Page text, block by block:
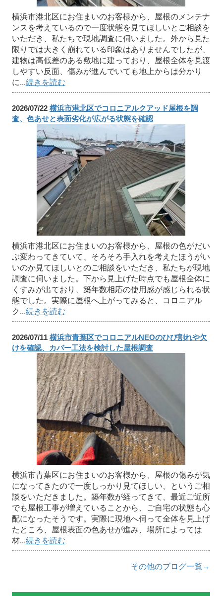
横浜市港北区にお住まいのお客様から、屋根のメンテナ
ンスを考えているので一度状態を見てほしいとご相談を
いただき、私たちで現地調査に伺いました。外から見た
限りでは大きく崩れている印象はありませんでしたが、
建物は高低差のある敷地に建っており、屋根全体を見渡
しやすい反面、傷みが進んでいても地上からは分かり
に...続きを読む
2026/07/22 横浜市港北区でコロニアルクアッド屋根を調
査、色あせと表面劣化が広がる状態を確認
横浜市港北区にお住まいのお客様から、屋根の色がだい
ぶ変わってきていて、そろそろ手入れを考えたほうがい
いのか見てほしいとのご相談をいただき、私たちが現地
調査に伺いました。下から見上げた時点でも屋根全体に
くすみが出ており、築年数相応の使用感が感じられる状
態でした。実際に屋根へ上がってみると、コロニアル
ク...続きを読む
2026/07/11 横浜市青葉区でコロニアルNEOのひび割れや欠
けを確認、カバー工法を検討した屋根調査
横浜市青葉区にお住まいのお客様から、屋根の傷みが気
になってきたので一度しっかり見てほしい、というご相
談をいただきました。築年数が経ってきて、最近ご近所
でも屋根工事が増えていることから、ご自宅の状態も心
配になったそうです。実際に現地へ伺って全体を見上げ
たところ、屋根表面の色あせが進み、場所によっては
材...続きを読む
その他のブログ一覧→